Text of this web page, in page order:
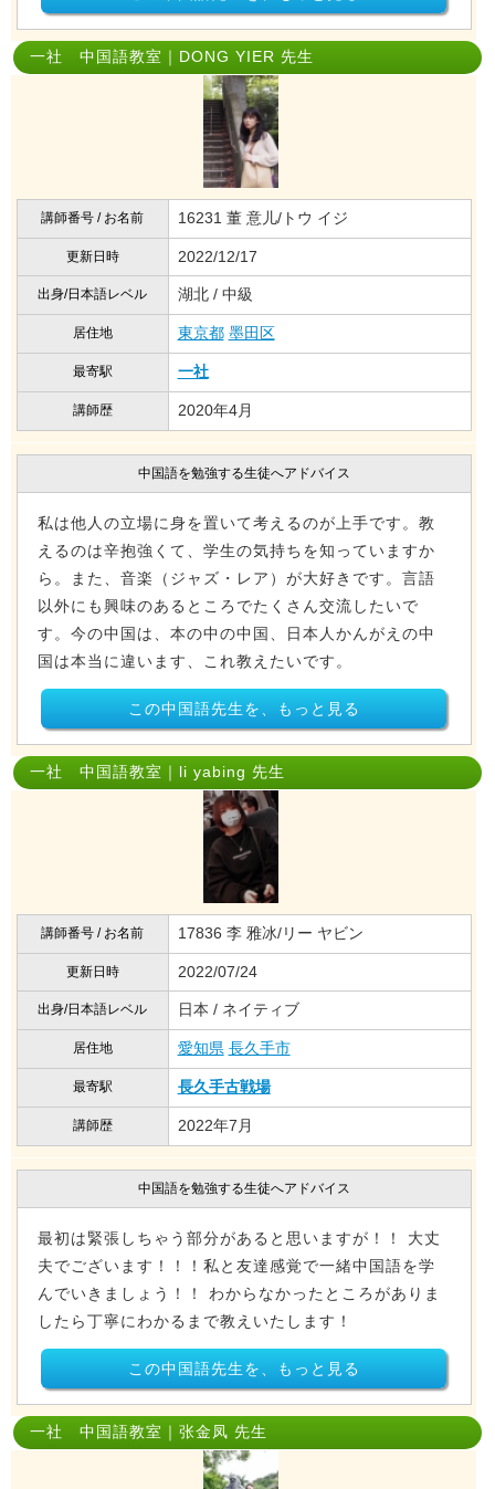
一社 中国語教室｜DONG YIER 先生
講師番号 / お名前 16231 董 意儿/トウ イジ
更新日時 2022/12/17
出身/日本語レベル 湖北 / 中級
居住地 東京都 墨田区
最寄駅 一社
講師歴 2020年4月
中国語を勉強する生徒へアドバイス
私は他人の立場に身を置いて考えるのが上手です。教
えるのは辛抱強くて、学生の気持ちを知っていますか
ら。また、音楽（ジャズ・レア）が大好きです。言語
以外にも興味のあるところでたくさん交流したいで
す。今の中国は、本の中の中国、日本人かんがえの中
国は本当に違います、これ教えたいです。
この中国語先生を、もっと見る
一社 中国語教室｜li yabing 先生
講師番号 / お名前 17836 李 雅冰/リー ヤビン
更新日時 2022/07/24
出身/日本語レベル 日本 / ネイティブ
居住地 愛知県 長久手市
最寄駅 長久手古戦場
講師歴 2022年7月
中国語を勉強する生徒へアドバイス
最初は緊張しちゃう部分があると思いますが！！ 大丈
夫でございます！！！私と友達感覚で一緒中国語を学
んでいきましょう！！ わからなかったところがありま
したら丁寧にわかるまで教えいたします！
この中国語先生を、もっと見る
一社 中国語教室｜张金凤 先生